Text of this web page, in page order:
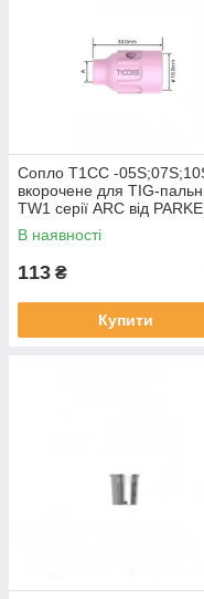
Сопло T1CC -
вкорочене для TIG-
TW1 серії ARC від
В наявності
113 ₴
Купити